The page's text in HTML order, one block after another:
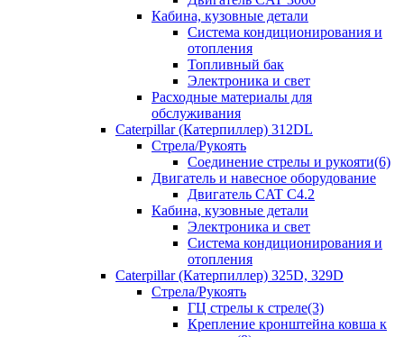
Кабина, кузовные детали
Система кондиционирования и
отопления
Топливный бак
Электроника и свет
Расходные материалы для
обслуживания
Caterpillar (Катерпиллер) 312DL
Стрела/Рукоять
Соединение стрелы и рукояти(6)
Двигатель и навесное оборудование
Двигатель CAT С4.2
Кабина, кузовные детали
Электроника и свет
Система кондиционирования и
отопления
Caterpillar (Катерпиллер) 325D, 329D
Стрела/Рукоять
ГЦ стрелы к стреле(3)
Крепление кронштейна ковша к